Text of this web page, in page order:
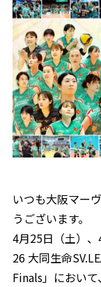
いつも大阪マー
うございます。
4月25日（土）
26 大同生命
Finals」におい